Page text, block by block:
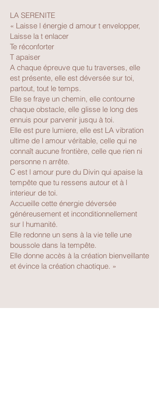
LA SERENITE
« Laisse l énergie d amour t envelopper,
Laisse la t enlacer
Te réconforter
T apaiser
A chaque épreuve que tu traverses, elle
est présente, elle est déversée sur toi,
partout, tout le temps.
Elle se fraye un chemin, elle contourne
chaque obstacle, elle glisse le long des
ennuis pour parvenir jusqu à toi.
Elle est pure lumiere, elle est LA vibration
ultime de l amour véritable, celle qui ne
connaît aucune frontière, celle que rien ni
personne n arrête.
C est l amour pure du Divin qui apaise la
tempête que tu ressens autour et à l
interieur de toi.
Accueille cette énergie déversée
généreusement et inconditionnellement
sur l humanité.
Elle redonne un sens à la vie telle une
boussole dans la tempête.
Elle donne accès à la création bienveillante
et évince la création chaotique. »